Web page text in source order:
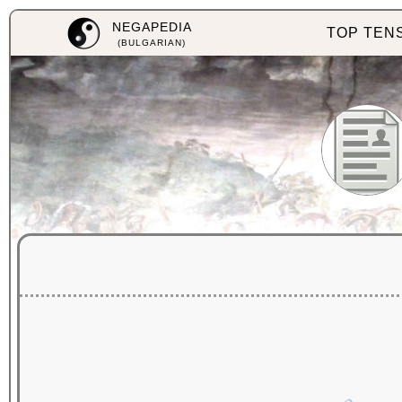
NEGAPEDIA
(BULGARIAN)
TOP